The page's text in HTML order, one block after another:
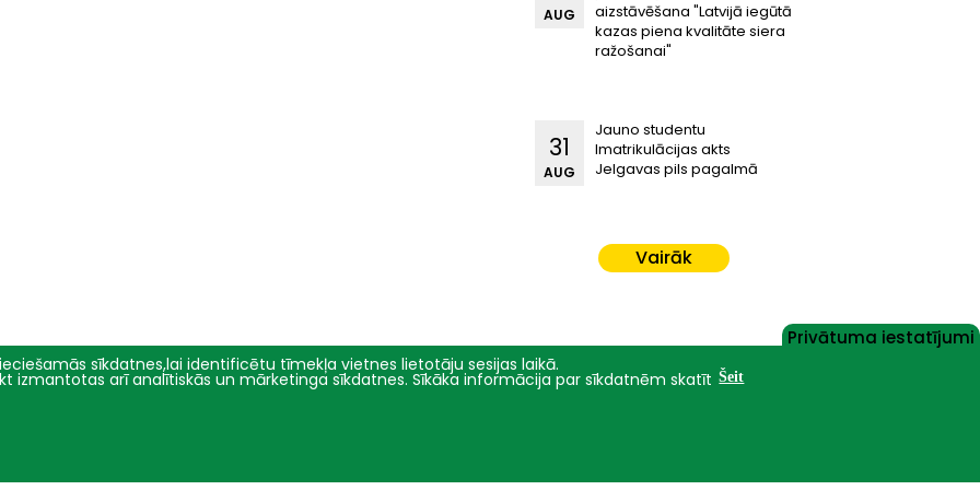
aizstāvēšana "Latvijā iegūtā
kazas piena kvalitāte siera
ražošanai"
AUG
Jauno studentu
Imatrikulācijas akts
Jelgavas pils pagalmā
31
AUG
Vairāk
Privātuma iestatījumi
sīkdatnes,lai identificētu tīmekļa vietnes lietotāju sesijas laikā.
izmantotas arī analītiskās un mārketinga sīkdatnes. Sīkāka informācija par sīkdatnēm skatīt Šeit